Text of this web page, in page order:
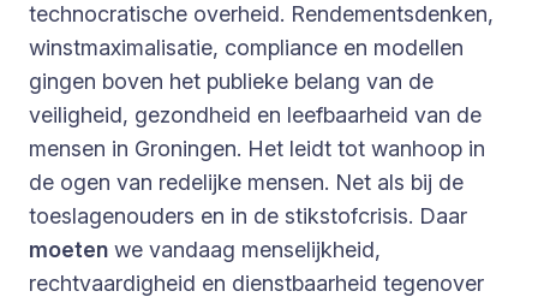
technocratische overheid. Rendementsdenken,
winstmaximalisatie, compliance en modellen
gingen boven het publieke belang van de
veiligheid, gezondheid en leefbaarheid van de
mensen in Groningen. Het leidt tot wanhoop in
de ogen van redelijke mensen. Net als bij de
toeslagenouders en in de stikstofcrisis. Daar
moeten we vandaag menselijkheid,
rechtvaardigheid en dienstbaarheid tegenover